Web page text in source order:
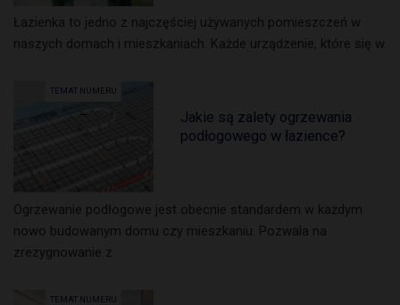
Łazienka to jedno z najczęściej używanych pomieszczeń w
naszych domach i mieszkaniach. Każde urządzenie, które się w
TEMAT NUMERU
Jakie są zalety ogrzewania
podłogowego w łazience?
Ogrzewanie podłogowe jest obecnie standardem w każdym
nowo budowanym domu czy mieszkaniu. Pozwala na
zrezygnowanie z
TEMAT NUMERU